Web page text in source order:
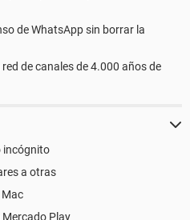
de WhatsApp sin borrar la
de canales de 4.000 años de
incógnito
a otras
Mac
Mercado Play